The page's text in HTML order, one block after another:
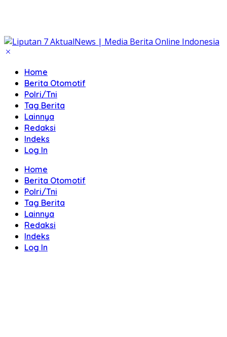
Home
Berita Otomotif
Polri/Tni
Tag Berita
Lainnya
Redaksi
Indeks
Log In
Home
Berita Otomotif
Polri/Tni
Tag Berita
Lainnya
Redaksi
Indeks
Log In